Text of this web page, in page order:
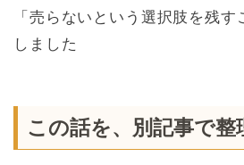
「売らないという選択肢を残
しました
この話を、別記事で